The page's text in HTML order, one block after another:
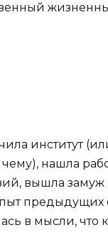
институт
чему), нашла
вышла
предыдущих
в мысли, что